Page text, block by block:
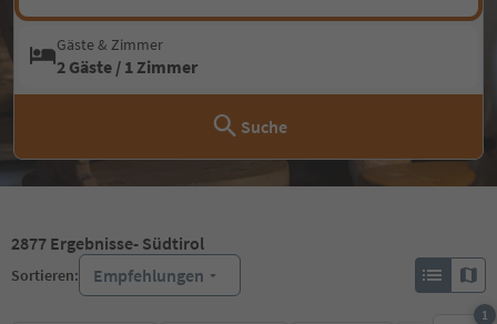
Gäste & Zimmer
2 Gäste / 1 Zimmer
Suche
2877 Ergebnisse- Südtirol
Sortieren: Empfehlungen
1